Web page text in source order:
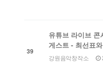
39
유튜브 라이브
게스트 - 최선표
강원음악창작소